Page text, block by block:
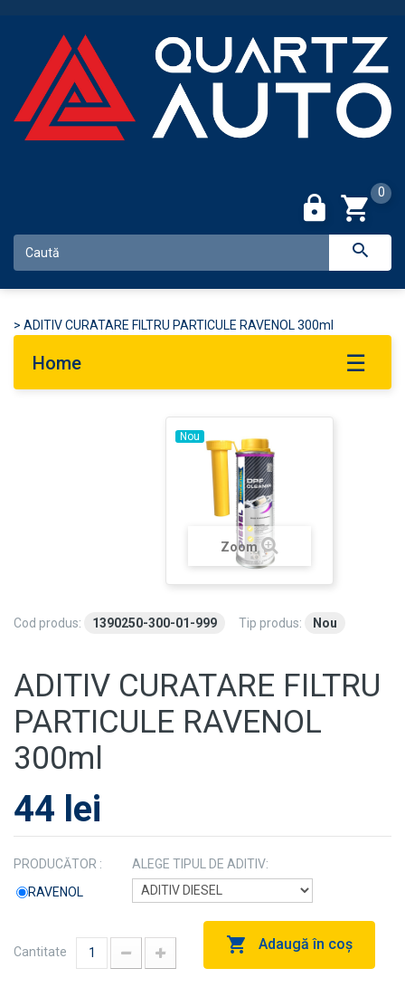
0
> ADITIV CURATARE FILTRU PARTICULE RAVENOL 300ml
Home
Nou
Zoom
Cod produs: 1390250-300-01-999 Tip produs: Nou
ADITIV CURATARE FILTRU
PARTICULE RAVENOL
300ml
44 lei
PRODUCĂTOR :
RAVENOL
ALEGE TIPUL DE ADITIV:
Cantitate Adaugă în coş